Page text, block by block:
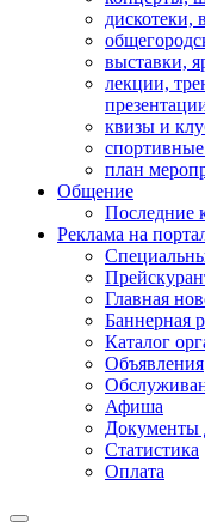
дискотеки,
выставки,
лекции,
квизы и
план
Общение
Последние
Реклама на
Главная
Баннерная
Каталог
Объявления
Афиша
Документы
Статистика
Оплата